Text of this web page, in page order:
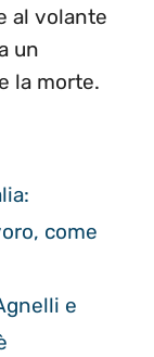
al volante
un
la morte.
come
e